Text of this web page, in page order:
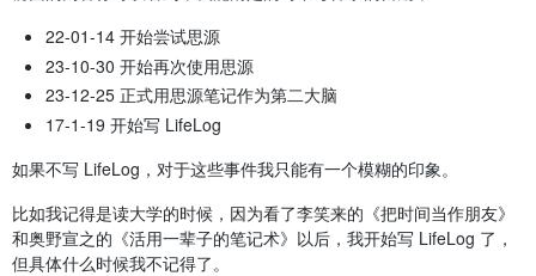
22-01-14 开始尝试思源
23-10-30 开始再次使用思源
23-12-25 正式用思源笔记作为第二大脑
17-1-19 开始写 LifeLog
如果不写 LifeLog，对于这些事件我只能有一个模糊的印象。
比如我记得是读大学的时候，因为看了李笑来的《把时间当作朋友》
和奥野宣之的《活用一辈子的笔记术》以后，我开始写 LifeLog 了，
但具体什么时候我不记得了。